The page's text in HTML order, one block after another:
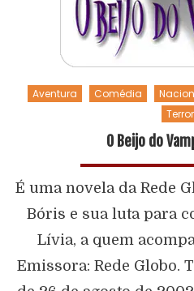
Aventura Comédia
Terror
O Beijo do
É uma novela da Rede
Bóris e sua luta para
Lívia, a quem
Emissora: Rede Globo.